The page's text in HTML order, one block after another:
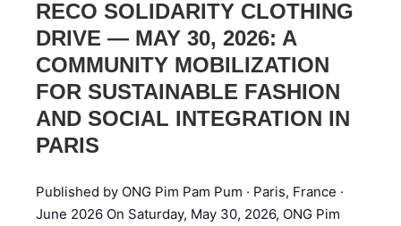
RECO SOLIDARITY CLOTHING
DRIVE — MAY 30, 2026: A
COMMUNITY MOBILIZATION
FOR SUSTAINABLE FASHION
AND SOCIAL INTEGRATION IN
PARIS
Published by ONG Pim Pam Pum · Paris, France ·
June 2026 On Saturday, May 30, 2026, ONG Pim